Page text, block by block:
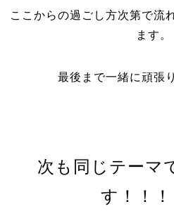
ここからの過ごし方次第で流
ます。
最後まで一緒に頑張
次も同じテーマ
す！！！